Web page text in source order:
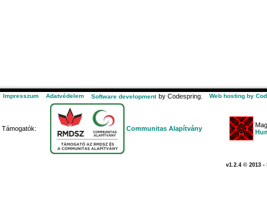
Impresszum Adatvédelem Software development by Codespring. Web hosting by
Támogatók: Communitas Alapítvány
v1.2.4 © 2013